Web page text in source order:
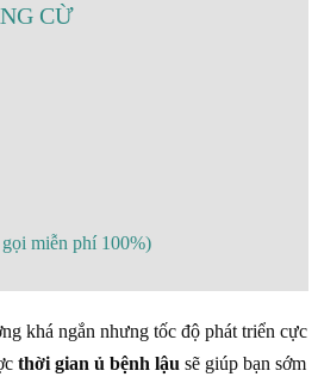
CỪ
miễn phí 100%)
khá ngắn nhưng tốc độ phát triển cực
thời gian ủ bệnh lậu sẽ giúp bạn sớm